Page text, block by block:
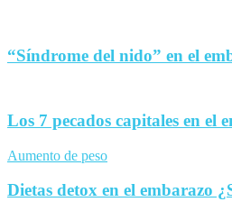
“Síndrome del nido” en el
Los 7 pecados capitales en el
Aumento de peso
Dietas detox en el embarazo